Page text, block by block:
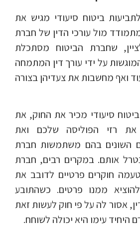
ביטוח סיעודי מגיש את
מול עורכי הדין של חברת
שחברת הביטוח מסתכלת
על ידי עורך דין המתמחה
ואף מחשבות את צעדיהן בצורה
ביטוח סיעודי מכיר את החוק, את
את רזי הפוליסה שלכם ואת
השונים בהם משתמשות חברת
אותם. במקרים רבים, חברת
חוקרים פרטיים לדובב את
ממנו פרטים. כשהתובע
אסור לה על פי חוק לעשות זאת
היחיד עימו היא יכולה לשוחח.